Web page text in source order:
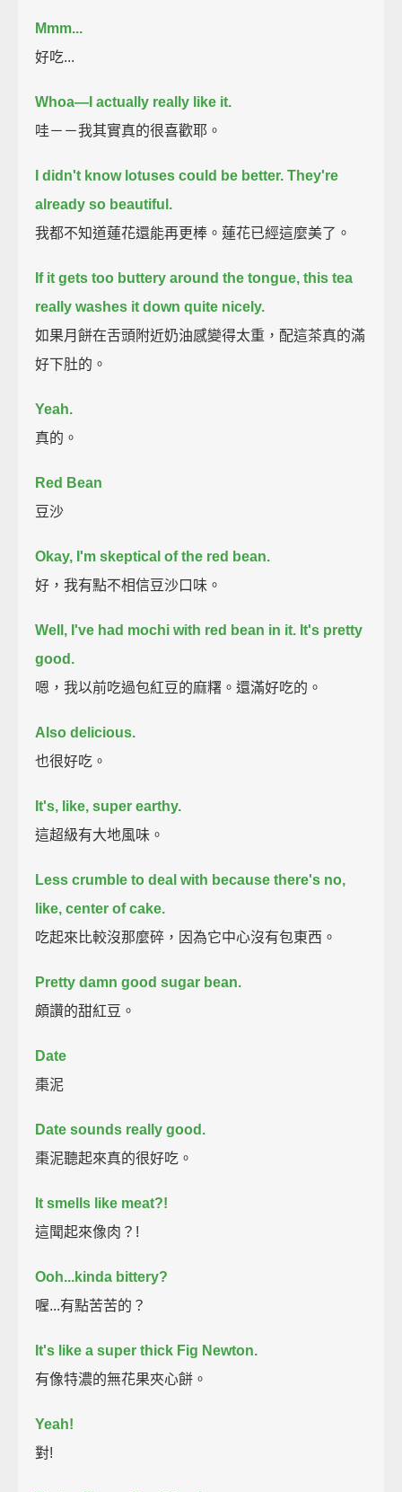
Mmm...
好吃...
Whoa—I actually really like it.
哇－－我其實真的很喜歡耶。
I didn't know lotuses could be better. They're
already so beautiful.
我都不知道蓮花還能再更棒。蓮花已經這麼美了。
If it gets too buttery around the tongue, this tea
really washes it down quite nicely.
如果月餅在舌頭附近奶油感變得太重，配這茶真的滿
好下肚的。
Yeah.
真的。
Red Bean
豆沙
Okay, I'm skeptical of the red bean.
好，我有點不相信豆沙口味。
Well, I've had mochi with red bean in it. It's pretty
good.
嗯，我以前吃過包紅豆的麻糬。還滿好吃的。
Also delicious.
也很好吃。
It's, like, super earthy.
這超級有大地風味。
Less crumble to deal with because there's no,
like, center of cake.
吃起來比較沒那麼碎，因為它中心沒有包東西。
Pretty damn good sugar bean.
頗讚的甜紅豆。
Date
棗泥
Date sounds really good.
棗泥聽起來真的很好吃。
It smells like meat?!
這聞起來像肉？!
Ooh...kinda bittery?
喔...有點苦苦的？
It's like a super thick Fig Newton.
有像特濃的無花果夾心餅。
Yeah!
對!